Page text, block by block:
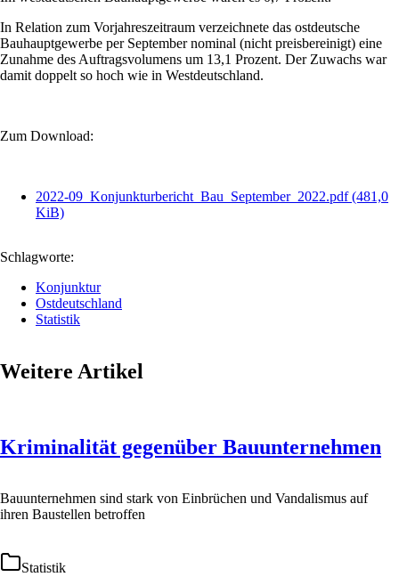
In Relation zum Vorjahreszeitraum verzeichnete das ostdeutsche
Bauhauptgewerbe per September nominal (nicht preisbereinigt) eine
Zunahme des Auftragsvolumens um 13,1 Prozent. Der Zuwachs war
damit doppelt so hoch wie in Westdeutschland.
Zum Download:
2022-09_Konjunkturbericht_Bau_September_2022.pdf(481,0
KiB)
Schlagworte:
Konjunktur
Ostdeutschland
Statistik
Weitere Artikel
Kriminalität gegenüber Bauunternehmen
Bauunternehmen sind stark von Einbrüchen und Vandalismus auf
ihren Baustellen betroffen
Statistik